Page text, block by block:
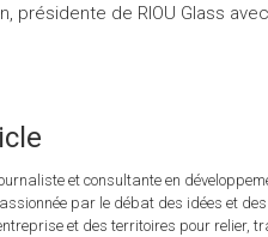
présidente de RIOU Glass
et consultante en
par le débat des idées et
et des territoires pour relier,